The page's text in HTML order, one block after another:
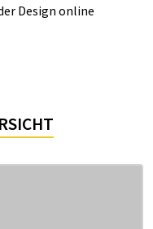
Design online